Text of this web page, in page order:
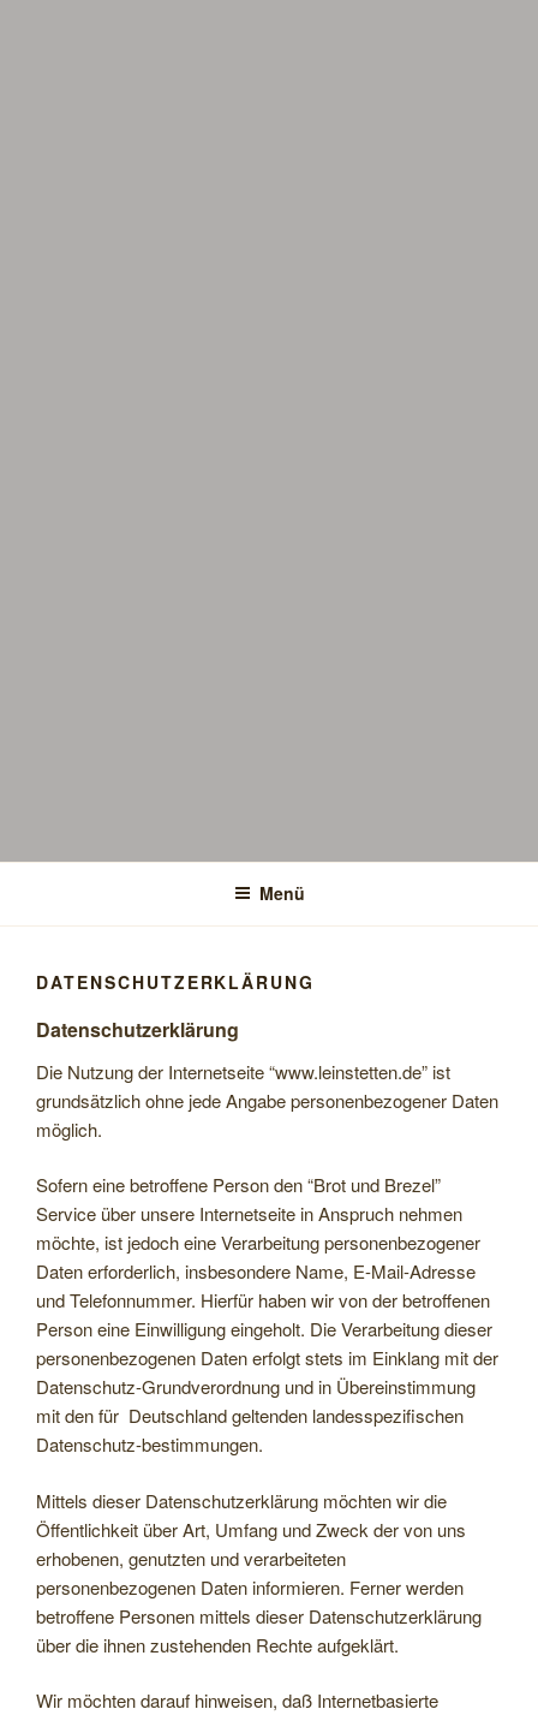
Menü
DATENSCHUTZERKLÄRUNG
Datenschutzerklärung
Die Nutzung der Internetseite “www.leinstetten.de” ist
grundsätzlich ohne jede Angabe personenbezogener Daten
möglich.
Sofern eine betroffene Person den “Brot und Brezel”
Service über unsere Internetseite in Anspruch nehmen
möchte, ist jedoch eine Verarbeitung personenbezogener
Daten erforderlich, insbesondere Name, E-Mail-Adresse
und Telefonnummer. Hierfür haben wir von der betroffenen
Person eine Einwilligung eingeholt. Die Verarbeitung dieser
personenbezogenen Daten erfolgt stets im Einklang mit der
Datenschutz-Grundverordnung und in Übereinstimmung
mit den für Deutschland geltenden landesspezifischen
Datenschutz-bestimmungen.
Mittels dieser Datenschutzerklärung möchten wir die
Öffentlichkeit über Art, Umfang und Zweck der von uns
erhobenen, genutzten und verarbeiteten
personenbezogenen Daten informieren. Ferner werden
betroffene Personen mittels dieser Datenschutzerklärung
über die ihnen zustehenden Rechte aufgeklärt.
Wir möchten darauf hinweisen, daß Internetbasierte